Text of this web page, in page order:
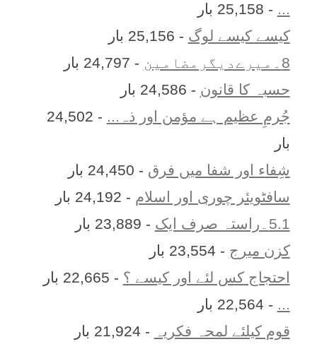
... - 25,158 بار
کیسے کیسے لوگ - 25,156 بار
8۔میرےدیگرمضامین
- 24,797 بار
حسبہ کا قانون - 24,586 بار
جُرمِ عظیم ہے مؤمن اور ذہ...
- 24,502
بار
شِفاء اور شفا میں فرق - 24,450 بار
سافٹویئر چوری اور اسلام - 24,192 بار
5.1۔راستہ صرف ایک
- 23,889 بار
کزن ميرج - 23,554 بار
احتجاج کس لئے اور کیسے ؟ - 22,665 بار
... - 22,564 بار
قوم کیلئے لمحہ فکریہ
- 21,924 بار